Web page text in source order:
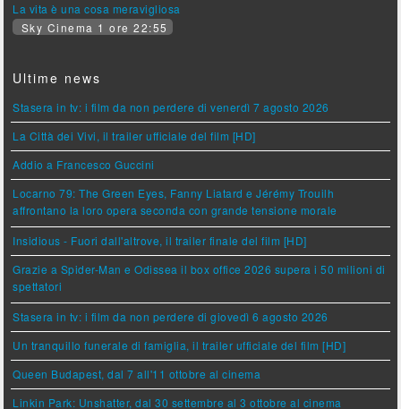
La vita è una cosa meravigliosa
Sky Cinema 1 ore 22:55
Ultime news
Stasera in tv: i film da non perdere di venerdì 7 agosto 2026
La Città dei Vivi, il trailer ufficiale del film [HD]
Addio a Francesco Guccini
Locarno 79: The Green Eyes, Fanny Liatard e Jérémy Trouilh
affrontano la loro opera seconda con grande tensione morale
Insidious - Fuori dall'altrove, il trailer finale del film [HD]
Grazie a Spider-Man e Odissea il box office 2026 supera i 50 milioni di
spettatori
Stasera in tv: i film da non perdere di giovedì 6 agosto 2026
Un tranquillo funerale di famiglia, il trailer ufficiale del film [HD]
Queen Budapest, dal 7 all'11 ottobre al cinema
Linkin Park: Unshatter, dal 30 settembre al 3 ottobre al cinema